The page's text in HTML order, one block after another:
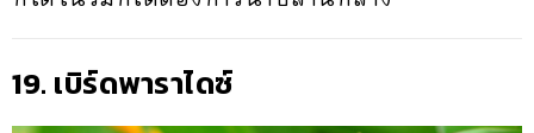
19. เบิร์ดพาราไดซ์